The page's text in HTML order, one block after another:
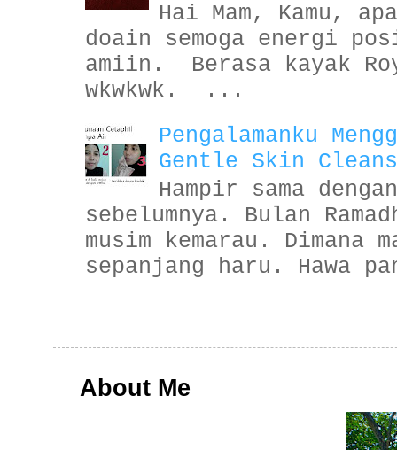
Hai Mam, Kamu,
doain semoga energi
amiin. Berasa kayak
wkwkwk. ...
Pengalamanku
Gentle Skin
Hampir sama
sebelumnya. Bulan
musim kemarau. Dimana
sepanjang haru. Hawa
About Me